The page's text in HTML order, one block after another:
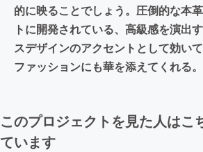
的に映ることでしょう。圧倒的な本
トに開発されている、高級感を演出
スデザインのアクセントとして効い
ファッションにも華を添えてくれる。
このプロジェクトを見た人はこ
ています